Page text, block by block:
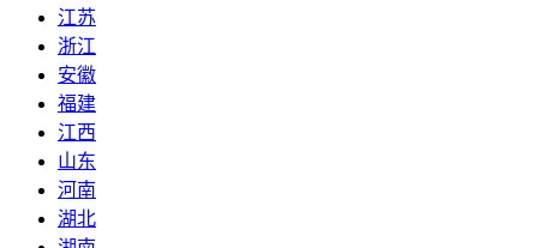
江苏
浙江
安徽
福建
江西
山东
河南
湖北